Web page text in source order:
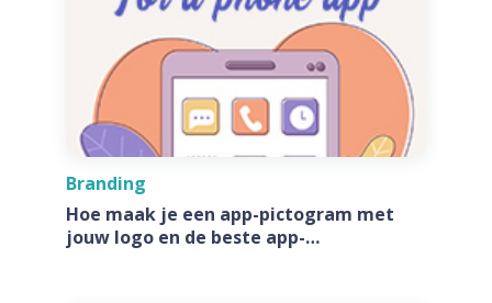
Branding
Hoe maak je een app-pictogram met
jouw logo en de beste app-